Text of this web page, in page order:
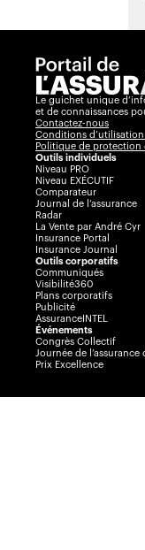
Le guichet unique
et de connaissances
Contactez-nous
Conditions
Politique de protection
Outils individuels
Niveau PRO
Niveau EXÉCUTIF
Comparateur
Journal de l’assurance
Radar
La Vente par André Cyr
Insurance Portal
Insurance Journal
Outils corporatifs
Communiqués
Visibilité360
Plans corporatifs
Publicité
AssuranceINTEL
Événements
Congrès Collectif
Journée de l’assurance
Prix Excellence